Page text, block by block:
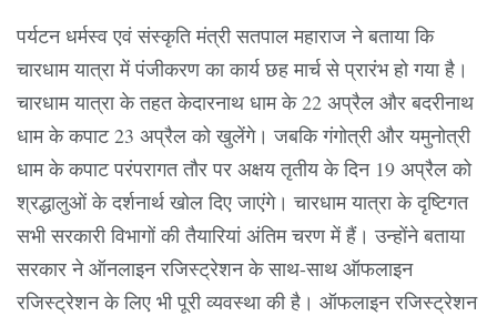
पर्यटन धर्मस्व एवं संस्कृति मंत्री सतपाल महाराज ने बताया कि
चारधाम यात्रा में पंजीकरण का कार्य छह मार्च से प्रारंभ हो गया है।
चारधाम यात्रा के तहत केदारनाथ धाम के 22 अप्रैल और बदरीनाथ
धाम के कपाट 23 अप्रैल को खुलेंगे। जबकि गंगोत्री और यमुनोत्री
धाम के कपाट परंपरागत तौर पर अक्षय तृतीय के दिन 19 अप्रैल को
श्रद्धालुओं के दर्शनार्थ खोल दिए जाएंगे। चारधाम यात्रा के दृष्टिगत
सभी सरकारी विभागों की तैयारियां अंतिम चरण में हैं। उन्होंने बताया
सरकार ने ऑनलाइन रजिस्ट्रेशन के साथ-साथ ऑफलाइन
रजिस्ट्रेशन के लिए भी पूरी व्यवस्था की है। ऑफलाइन रजिस्ट्रेशन